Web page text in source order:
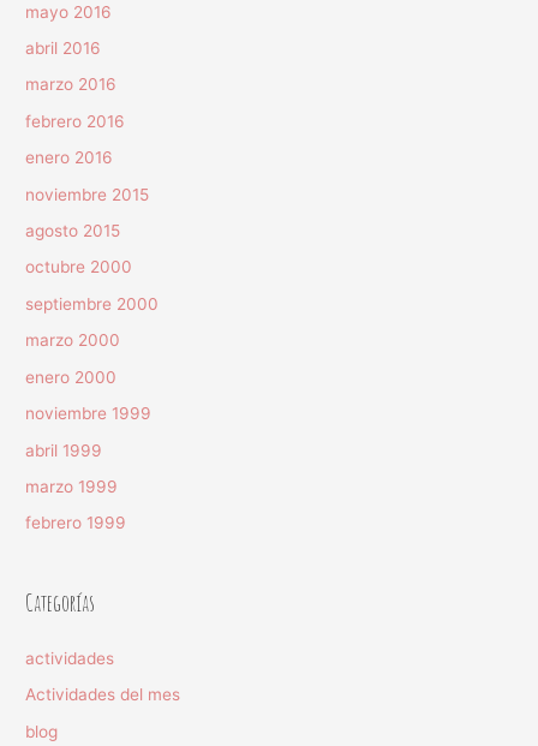
mayo 2016
abril 2016
marzo 2016
febrero 2016
enero 2016
noviembre 2015
agosto 2015
octubre 2000
septiembre 2000
marzo 2000
enero 2000
noviembre 1999
abril 1999
marzo 1999
febrero 1999
Categorías
actividades
Actividades del mes
blog